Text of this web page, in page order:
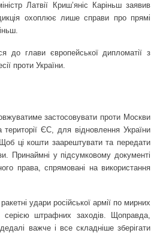
Латвії Криш’яніс Каріньш заявив
охоплює лише справи про прямі
до глави європейської дипломатії з
проти України.
застосовувати проти Москви
ЄС, для відновлення України
ці кошти заарештувати та передати
Принаймні у підсумковому документі
права, спрямовані на використання
удари російської армії по мирних
штрафних заходів. Щоправда,
важче і все складніше зберігати